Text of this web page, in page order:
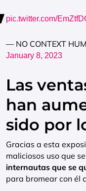
pic.twitter.com/
— NO CONTEXT
January 8, 2023
Las
han
sido por
Gracias a esta
maliciosos uso que
internautas que se
para bromear con él